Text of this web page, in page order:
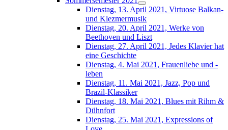
Dienstag, 13. April 2021, Virtuose Balkan-
und Klezmermusik
Dienstag, 20. April 2021, Werke von
Beethoven und Liszt
Dienstag, 27. April 2021, Jedes Klavier hat
eine Geschichte
Dienstag, 4. Mai 2021, Frauenliebe und -
leben
Dienstag, 11. Mai 2021, Jazz, Pop und
Brazil-Klassiker
Dienstag, 18. Mai 2021, Blues mit Rihm &
Dühnfort
Dienstag, 25. Mai 2021, Expressions of